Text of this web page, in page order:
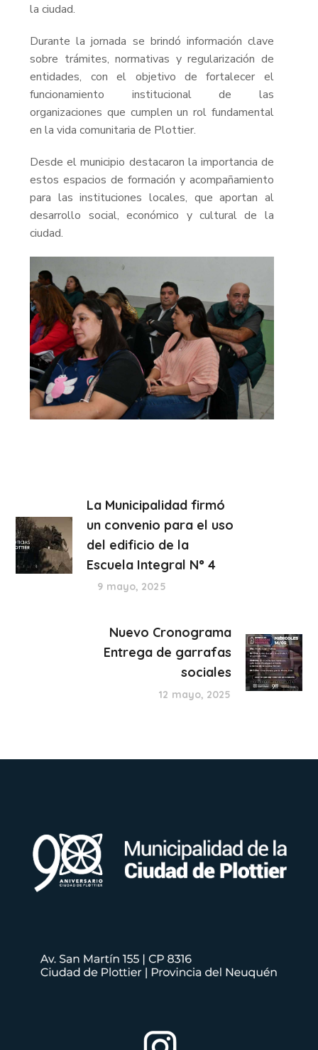
la ciudad.
Durante la jornada se brindó información clave
sobre trámites, normativas y regularización de
entidades, con el objetivo de fortalecer el
funcionamiento institucional de las
organizaciones que cumplen un rol fundamental
en la vida comunitaria de Plottier.
Desde el municipio destacaron la importancia de
estos espacios de formación y acompañamiento
para las instituciones locales, que aportan al
desarrollo social, económico y cultural de la
ciudad.
La Municipalidad firmó
un convenio para el uso
del edificio de la
Escuela Integral N° 4
9 mayo, 2025
Nuevo Cronograma
Entrega de garrafas
sociales
12 mayo, 2025